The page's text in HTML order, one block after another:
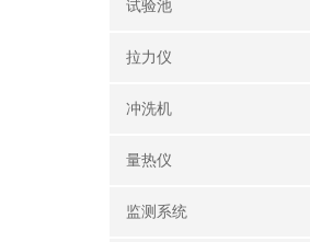
试验池
拉力仪
冲洗机
量热仪
监测系统